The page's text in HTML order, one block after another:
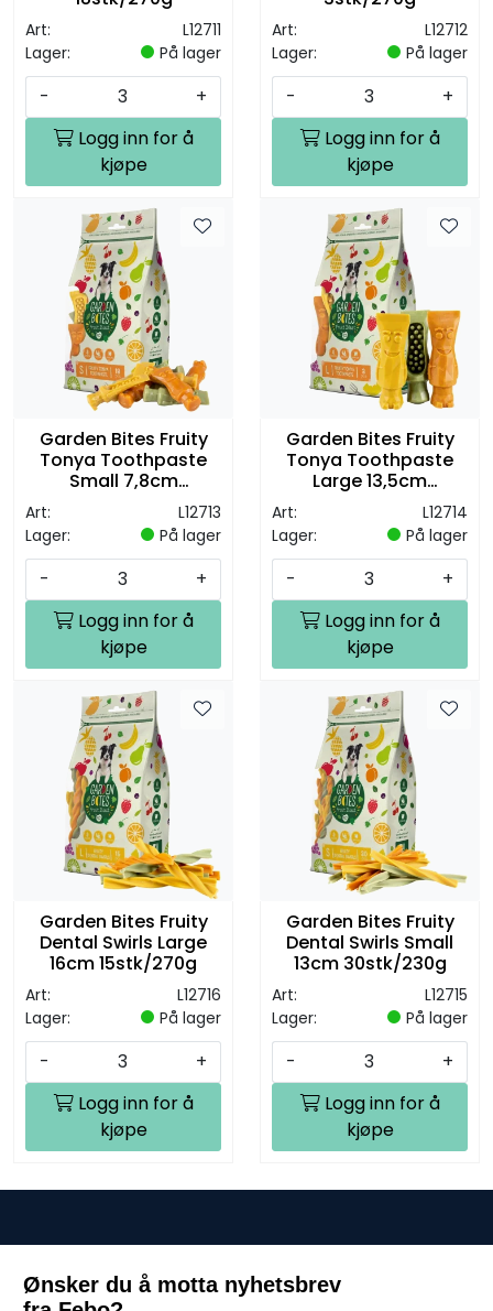
Art:
L12711
Lager:
På lager
-
+
Logg inn for å
kjøpe
Art:
L12712
Lager:
På lager
-
+
Logg inn for å
kjøpe
Garden Bites Fruity
Tonya Toothpaste
Small 7,8cm
Art:
L12713
Lager:
På lager
-
+
Logg inn for å
kjøpe
Garden Bites Fruity
Tonya Toothpaste
Large 13,5cm
Art:
L12714
Lager:
På lager
-
+
Logg inn for å
kjøpe
Garden Bites Fruity
Dental Swirls Large
16cm 15stk/270g
Art:
L12716
Lager:
På lager
-
+
Logg inn for å
kjøpe
Garden Bites Fruity
Dental Swirls Small
13cm 30stk/230g
Art:
L12715
Lager:
På lager
-
+
Logg inn for å
kjøpe
Ønsker du å motta nyhetsbrev